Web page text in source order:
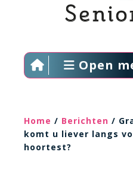
Open
Home / Berichten /
komt u liever langs
hoortest?